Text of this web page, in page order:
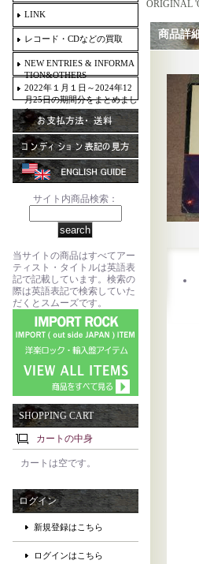
LINK
レコード・CDなどの買取
NEW ENTRIES & INFORMA
TION&OTHERS
2022年１月１日～2024年12
月25日の期間分をまとめまし
た。
サイト内商品検索：
当サイトの商品はすべてアー
ティスト・タイトルは英語表
記で記載しています。検索の
際は英語表記で検索していた
だくとスムーズです。
SHOPPING CART
カートの中身
カートは空です。
ログイン
新規登録はこちら
ログインはこちら
ORIGINAL
商品詳